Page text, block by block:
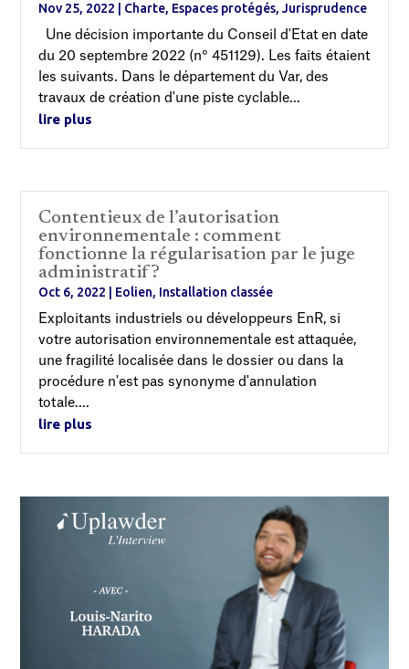
Nov 25, 2022 Charte, Espaces protégés,Jurisprudence
Une décision importante du Conseil d'Etat en date
du 20 septembre 2022 (n° 451129). Les faits étaient
les suivants. Dans le département du Var, des
travaux de création d'une piste cyclable...
lire plus
Contentieux de l’autorisation
environnementale : comment
fonctionne la régularisation par le juge
administratif?
Oct 6, 2022 Eolien, Installation classée
Exploitants industriels ou développeurs EnR, si
votre autorisation environnementale est attaquée,
une fragilité localisée dans le dossier ou dans la
procédure n'est pas synonyme d'annulation
totale....
lire plus